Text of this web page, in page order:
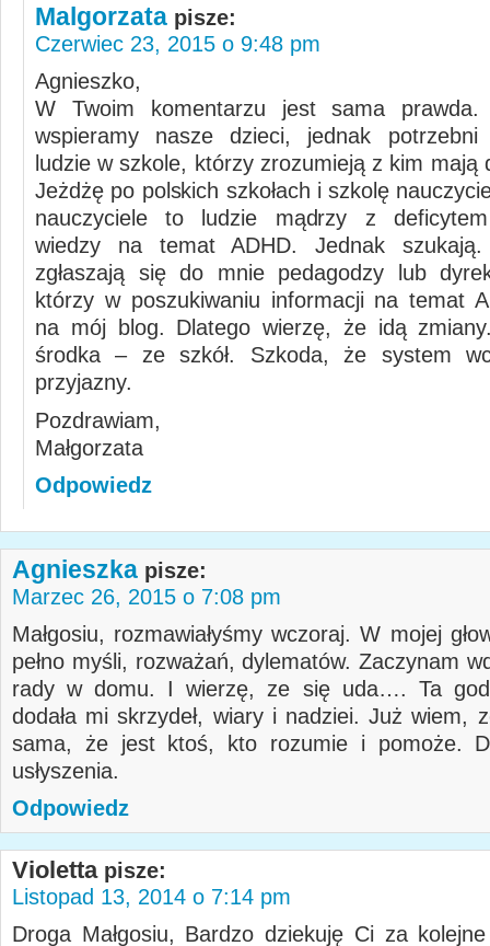
Malgorzata pisze:
Czerwiec 23, 2015 o 9:48 pm
Agnieszko,
W Twoim komentarzu jest sama
wspieramy nasze dzieci, jednak potrzebni
ludzie w szkole, którzy zrozumieją z kim mają
Jeżdżę po polskich szkołach i szkolę
nauczyciele to ludzie mądrzy z deficytem
wiedzy na temat ADHD. Jednak szukają.
zgłaszają się do mnie pedagodzy lub
którzy w poszukiwaniu informacji na temat
na mój blog. Dlatego wierzę, że idą
środka – ze szkół. Szkoda, że system
przyjazny.
Pozdrawiam,
Małgorzata
Odpowiedz
Agnieszka pisze:
Marzec 26, 2015 o 7:08 pm
Małgosiu, rozmawiałyśmy wczoraj. W mojej
pełno myśli, rozważań, dylematów. Zaczynam
rady w domu. I wierzę, ze się uda…. Ta
dodała mi skrzydeł, wiary i nadziei. Już wiem,
sama, że jest ktoś, kto rozumie i pomoże.
usłyszenia.
Odpowiedz
Violetta pisze:
Listopad 13, 2014 o 7:14 pm
Droga Małgosiu, Bardzo dziekuję Ci za